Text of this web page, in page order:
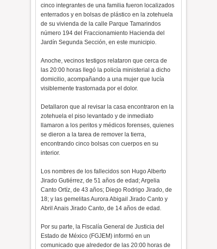
cinco integrantes de una familia fueron localizados
enterrados y en bolsas de plástico en la zotehuela
de su vivienda de la calle Parque Tamarindos
número 194 del Fraccionamiento Hacienda del
Jardín Segunda Sección, en este municipio.
Anoche, vecinos testigos relataron que cerca de
las 20:00 horas llegó la policía ministerial a dicho
domicilio, acompañando a una mujer que lucía
visiblemente trastornada por el dolor.
Detallaron que al revisar la casa encontraron en la
zotehuela el piso levantado y de inmediato
llamaron a los peritos y médicos forenses, quienes
se dieron a la tarea de remover la tierra,
encontrando cinco bolsas con cuerpos en su
interior.
Los nombres de los fallecidos son Hugo Alberto
Jirado Gutiérrez, de 51 años de edad; Argelia
Canto Ortíz, de 43 años; Diego Rodrigo Jirado, de
18; y las gemelitas Aurora Abigail Jirado Canto y
Abril Anais Jirado Canto, de 14 años de edad.
Por su parte, la Fiscalía General de Justicia del
Estado de México (FGJEM) informó en un
comunicado que alrededor de las 20:00 horas de